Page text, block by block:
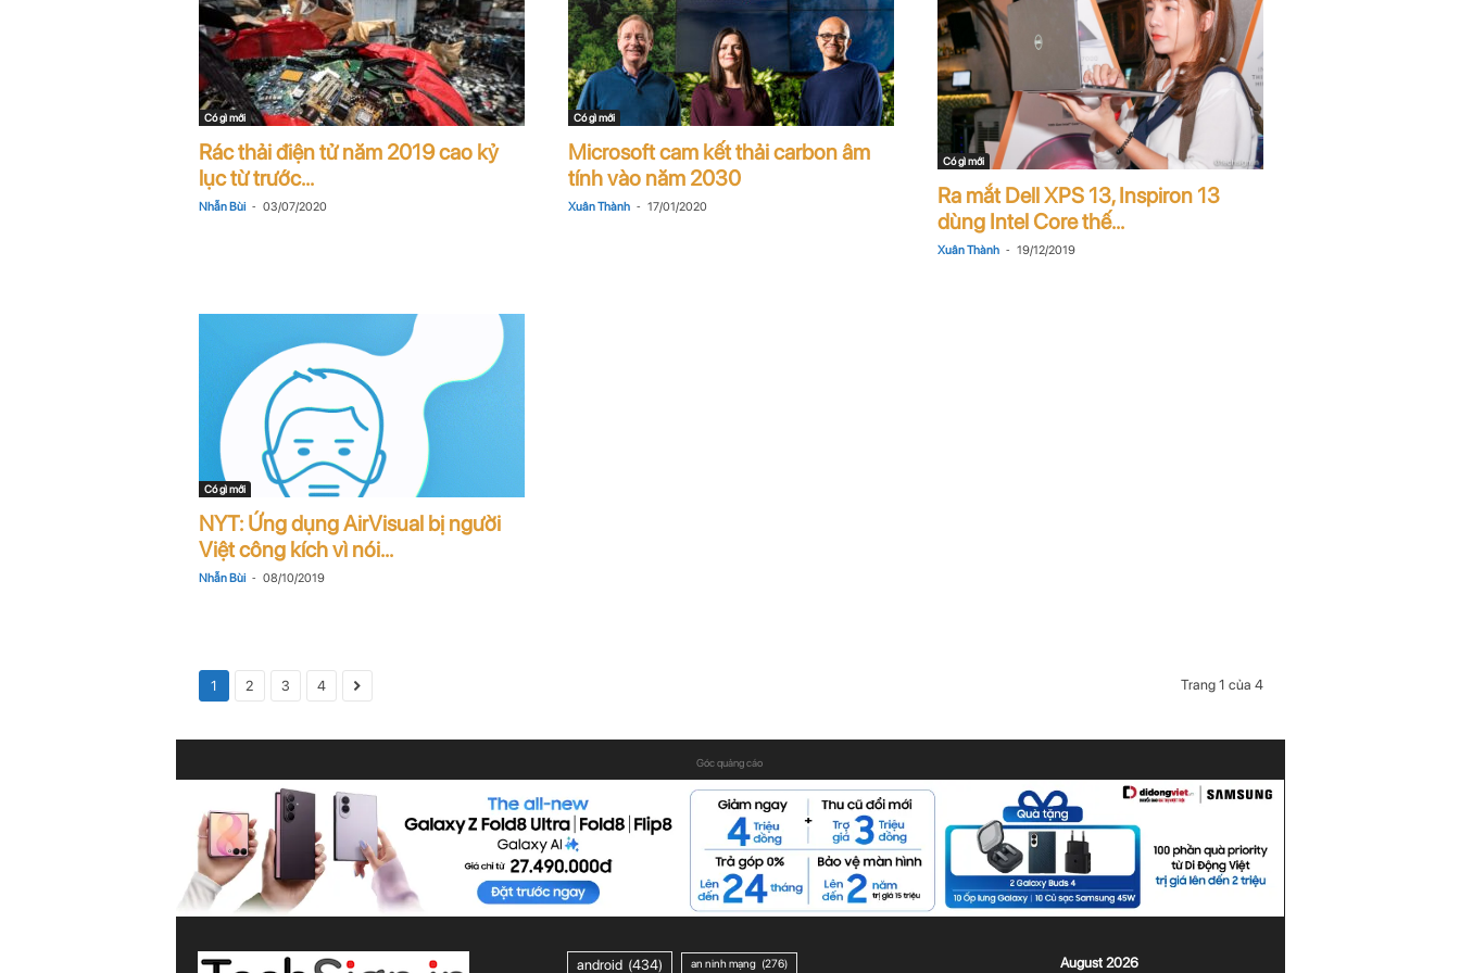
Có gì mới
Rác thải điện tử năm 2019 cao kỷ
lục từ trước...
Nhẫn Bùi - 03/07/2020
Có gì mới
Microsoft cam kết thải carbon âm
tính vào năm 2030
Xuân Thành - 17/01/2020
Có gì mới
Ra mắt Dell XPS 13, Inspiron 13
dùng Intel Core thế...
Xuân Thành - 19/12/2019
Có gì mới
NYT: Ứng dụng AirVisual bị người
Việt công kích vì nói...
Nhẫn Bùi - 08/10/2019
1 2 3 4 Trang 1 của 4
Góc quảng cáo
android (434) an ninh mạng (276) August 2026